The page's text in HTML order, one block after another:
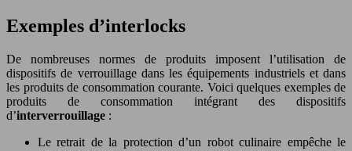
Exemples d’interlocks
De nombreuses normes de produits imposent l’utilisation de
dispositifs de verrouillage dans les équipements industriels et dans
les produits de consommation courante. Voici quelques exemples de
produits de consommation intégrant des dispositifs
d’interverrouillage :
Le retrait de la protection d’un robot culinaire empêche le